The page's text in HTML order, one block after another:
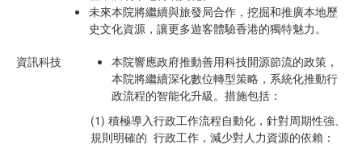
未來本院將繼續與旅發局合作，挖掘和推廣本地歷
史文化資源，讓更多遊客體驗香港的獨特魅力。
資訊科技
本院響應政府推動善用科技開源節流的政策，
本院將繼續深化數位轉型策略，系統化推動行
政流程的智能化升級。措施包括：
(1) 積極導入行政工作流程自動化，針對周期性強、
規則明確的 行政工作，減少對人力資源的依賴：